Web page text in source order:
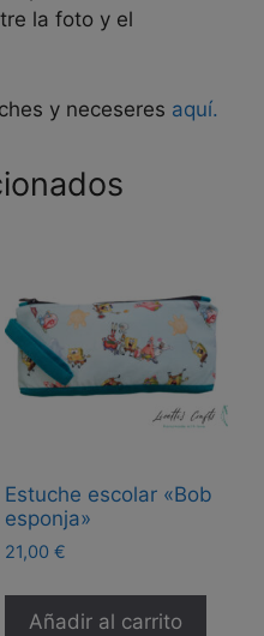
la foto y el
y neceseres aquí.
Estuche escolar «Bob
esponja»
21,00 €
Añadir al carrito